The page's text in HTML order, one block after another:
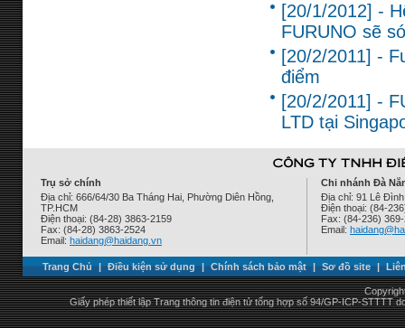
[20/1/2012] -
FURUNO sẽ
[20/2/2011] -
điểm
[20/2/2011] -
LTD tại
Trụ sở chính
Địa chỉ: 666/64/30 Ba Tháng Hai, Phường Diên Hồng,
TP.HCM
Điện thoại: (84-28) 3863-2159
Fax: (84-28) 3863-2524
Email: haidang@haidang.vn
Chi nhánh Đà
Địa chỉ: 91 Lê
Điện thoại: (84-
Fax: (84-236)
Email:
Trang Chủ | Điều kiện sử dụng | Chính sách bảo mật | Sơ đồ site |
Giấy phép thiết lập Trang thông tin điện tử tổng hợp số 94/GP-ICP-STTTT